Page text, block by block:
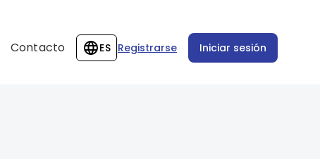
Contacto ES Registrarse Iniciar sesión